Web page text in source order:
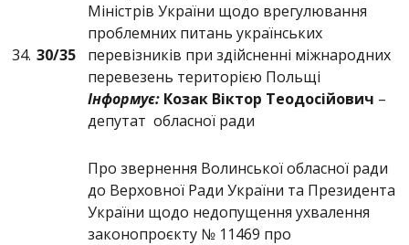
34. 30/35
Міністрів України щодо врегулювання
проблемних питань українських
перевізників при здійсненні міжнародних
перевезень територією Польщі
Інформує: Козак Віктор Теодосійович –
депутат обласної ради
Про звернення Волинської обласної ради
до Верховної Ради України та Президента
України щодо недопущення ухвалення
законопроєкту № 11469 про